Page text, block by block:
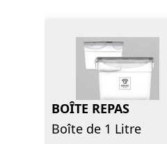
BOÎTE REPAS
Boîte de 1 Litre